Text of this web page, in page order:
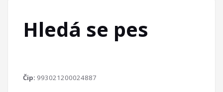
Hledá se pes
Čip: 993021200024887